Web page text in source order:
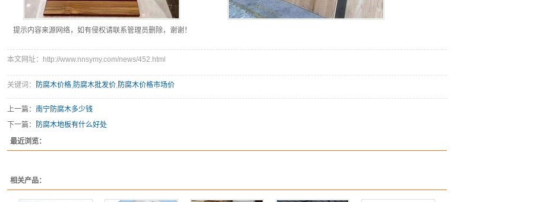
提示内容来源网络，如有侵权请联系管理员删除，谢谢！
本文网址：http://www.nnsymy.com/news/452.html
关键词： 防腐木价格,防腐木批发价,防腐木价格市场价
上一篇： 南宁防腐木多少钱
下一篇：
防腐木地板有什么好处
最近浏览：
相关产品：